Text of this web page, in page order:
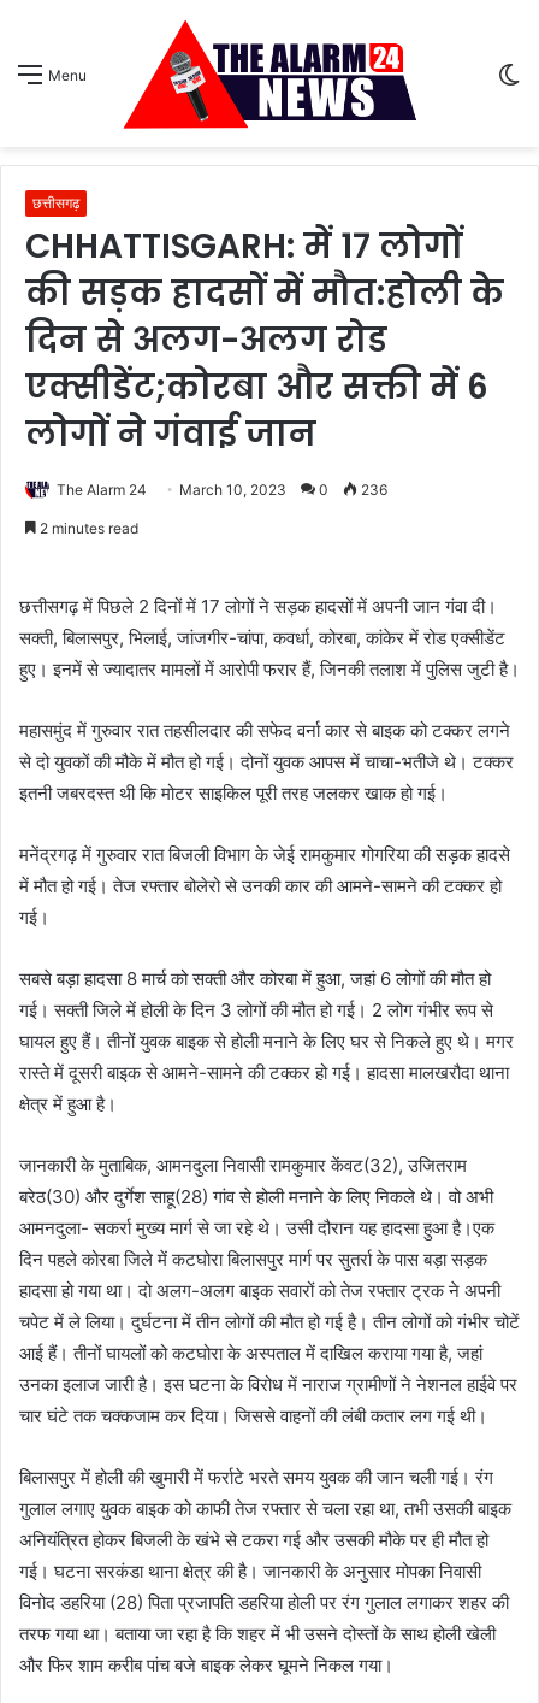
Menu
छत्तीसगढ़
CHHATTISGARH: में 17 लोगों
की सड़क हादसों में मौत:होली के
दिन से अलग-अलग रोड
एक्सीडेंट;कोरबा और सक्ती में 6
लोगों ने गंवाई जान
The Alarm 24 March 10, 2023 0 236
2 minutes read
छत्तीसगढ़ में पिछले 2 दिनों में 17 लोगों ने सड़क हादसों में अपनी जान गंवा दी।
सक्ती, बिलासपुर, भिलाई, जांजगीर-चांपा, कवर्धा, कोरबा, कांकेर में रोड एक्सीडेंट
हुए। इनमें से ज्यादातर मामलों में आरोपी फरार हैं, जिनकी तलाश में पुलिस जुटी है।
महासमुंद में गुरुवार रात तहसीलदार की सफेद वर्ना कार से बाइक को टक्कर लगने
से दो युवकों की मौके में मौत हो गई। दोनों युवक आपस में चाचा-भतीजे थे। टक्कर
इतनी जबरदस्त थी कि मोटर साइकिल पूरी तरह जलकर खाक हो गई।
मनेंद्रगढ़ में गुरुवार रात बिजली विभाग के जेई रामकुमार गोगरिया की सड़क हादसे
में मौत हो गई। तेज रफ्तार बोलेरो से उनकी कार की आमने-सामने की टक्कर हो
गई।
सबसे बड़ा हादसा 8 मार्च को सक्ती और कोरबा में हुआ, जहां 6 लोगों की मौत हो
गई। सक्ती जिले में होली के दिन 3 लोगों की मौत हो गई। 2 लोग गंभीर रूप से
घायल हुए हैं। तीनों युवक बाइक से होली मनाने के लिए घर से निकले हुए थे। मगर
रास्ते में दूसरी बाइक से आमने-सामने की टक्कर हो गई। हादसा मालखरौदा थाना
क्षेत्र में हुआ है।
जानकारी के मुताबिक, आमनदुला निवासी रामकुमार केंवट(32), उजितराम
बरेठ(30) और दुर्गेश साहू(28) गांव से होली मनाने के लिए निकले थे। वो अभी
आमनदुला- सकर्रा मुख्य मार्ग से जा रहे थे। उसी दौरान यह हादसा हुआ है।एक
दिन पहले कोरबा जिले में कटघोरा बिलासपुर मार्ग पर सुतर्रा के पास बड़ा सड़क
हादसा हो गया था। दो अलग-अलग बाइक सवारों को तेज रफ्तार ट्रक ने अपनी
चपेट में ले लिया। दुर्घटना में तीन लोगों की मौत हो गई है। तीन लोगों को गंभीर चोटें
आई हैं। तीनों घायलों को कटघोरा के अस्पताल में दाखिल कराया गया है, जहां
उनका इलाज जारी है। इस घटना के विरोध में नाराज ग्रामीणों ने नेशनल हाईवे पर
चार घंटे तक चक्कजाम कर दिया। जिससे वाहनों की लंबी कतार लग गई थी।
बिलासपुर में होली की खुमारी में फर्राटे भरते समय युवक की जान चली गई। रंग
गुलाल लगाए युवक बाइक को काफी तेज रफ्तार से चला रहा था, तभी उसकी बाइक
अनियंत्रित होकर बिजली के खंभे से टकरा गई और उसकी मौके पर ही मौत हो
गई। घटना सरकंडा थाना क्षेत्र की है। जानकारी के अनुसार मोपका निवासी
विनोद डहरिया (28) पिता प्रजापति डहरिया होली पर रंग गुलाल लगाकर शहर की
तरफ गया था। बताया जा रहा है कि शहर में भी उसने दोस्तों के साथ होली खेली
और फिर शाम करीब पांच बजे बाइक लेकर घूमने निकल गया।